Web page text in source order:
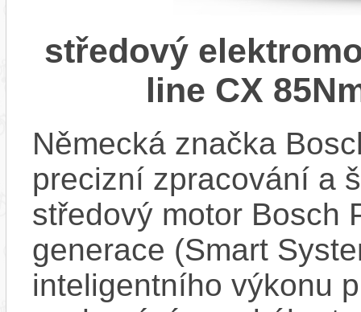
středový
line CX
Německá značka
precizní zpracování a
středový motor Bosch
generace (Smart
inteligentního výkonu